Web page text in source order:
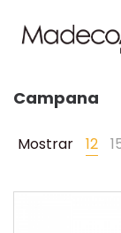
Campana
Mostrar 12